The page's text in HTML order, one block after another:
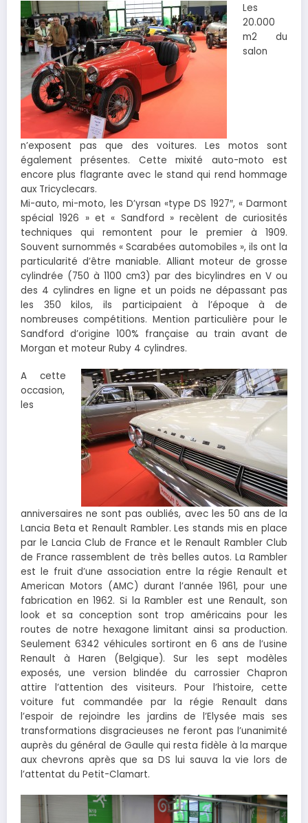
Les
20.000
m2 du
salon
n’exposent pas que des voitures. Les motos sont
également présentes. Cette mixité auto-moto est
encore plus flagrante avec le stand qui rend hommage
aux Tricyclecars.
Mi-auto, mi-moto, les D’yrsan «type DS 1927″, « Darmont
spécial 1926 » et « Sandford » recèlent de curiosités
techniques qui remontent pour le premier à 1909.
Souvent surnommés « Scarabées automobiles », ils ont la
particularité d’être maniable. Alliant moteur de grosse
cylindrée (750 à 1100 cm3) par des bicylindres en V ou
des 4 cylindres en ligne et un poids ne dépassant pas
les 350 kilos, ils participaient à l’époque à de
nombreuses compétitions. Mention particulière pour le
Sandford d’origine 100% française au train avant de
Morgan et moteur Ruby 4 cylindres.
A cette
occasion,
les
anniversaires ne sont pas oubliés, avec les 50 ans de la
Lancia Beta et Renault Rambler. Les stands mis en place
par le Lancia Club de France et le Renault Rambler Club
de France rassemblent de très belles autos. La Rambler
est le fruit d’une association entre la régie Renault et
American Motors (AMC) durant l’année 1961, pour une
fabrication en 1962. Si la Rambler est une Renault, son
look et sa conception sont trop américains pour les
routes de notre hexagone limitant ainsi sa production.
Seulement 6342 véhicules sortiront en 6 ans de l’usine
Renault à Haren (Belgique). Sur les sept modèles
exposés, une version blindée du carrossier Chapron
attire l’attention des visiteurs. Pour l’histoire, cette
voiture fut commandée par la régie Renault dans
l’espoir de rejoindre les jardins de l’Elysée mais ses
transformations disgracieuses ne feront pas l’unanimité
auprès du général de Gaulle qui resta fidèle à la marque
aux chevrons après que sa DS lui sauva la vie lors de
l’attentat du Petit-Clamart.